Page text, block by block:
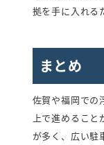
拠を手に入れる
まとめ
佐賀や福岡での
上で進めるこ
が多く、広い駐